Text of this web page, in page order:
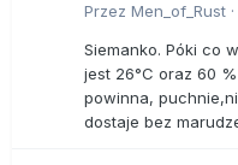
Przez Men_of_Rust ·
Siemanko. Póki co
jest 26°C oraz 60
powinna,
dostaje bez